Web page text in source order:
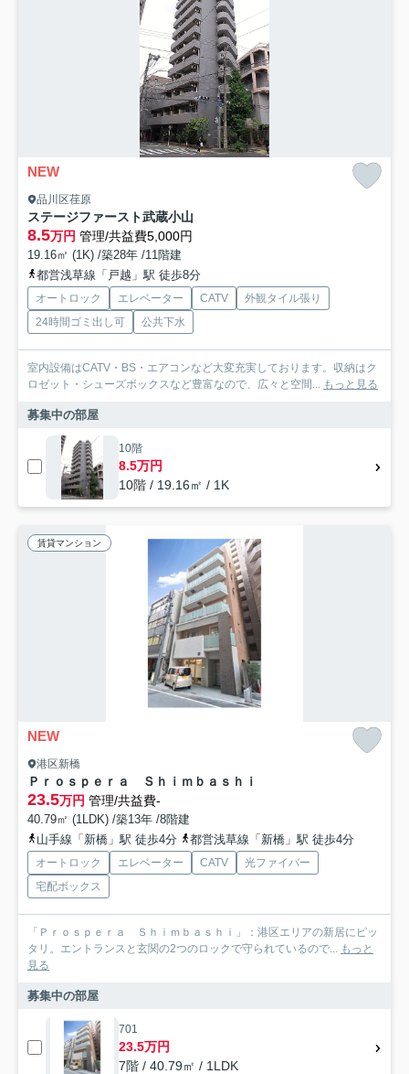
NEW
品川区荏原
ステージファースト武蔵小山
8.5万円 管理/共益費5,000円
19.16㎡ (1K) /築28年 /11階建
都営浅草線「戸越」駅 徒歩8分
オートロック エレベーター CATV
外観タイル張り
24時間ゴミ出し可
公共下水
室内設備はCATV・BS・エアコンなど大変充実しております。収納はク
ロゼット・シューズボックスなど豊富なので、広々と空間...
もっと見る
募集中の部屋
10階
8.5万円
10階 / 19.16㎡ / 1K
賃貸マンション
NEW
港区新橋
Ｐｒｏｓｐｅｒａ Ｓｈｉｍｂａｓｈｉ
23.5万円 管理/共益費-
40.79㎡ (1LDK) /築13年 /8階建
山手線「新橋」駅 徒歩4分
都営浅草線「新橋」駅 徒歩4分
オートロック エレベーター CATV
光ファイバー
宅配ボックス
「Ｐｒｏｓｐｅｒａ Ｓｈｉｍｂａｓｈｉ」：港区エリアの新居にピッ
タリ。エントランスと玄関の2つのロックで守られているので...
もっと
見る
募集中の部屋
701
23.5万円
7階 / 40.79㎡ / 1LDK